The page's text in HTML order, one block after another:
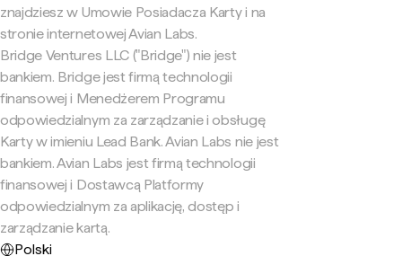
znajdziesz w Umowie Posiadacza Karty i na
stronie internetowej Avian Labs.
Bridge Ventures LLC ("Bridge") nie jest
bankiem. Bridge jest firmą technologii
finansowej i Menedżerem Programu
odpowiedzialnym za zarządzanie i obsługę
Karty w imieniu Lead Bank. Avian Labs nie jest
bankiem. Avian Labs jest firmą technologii
finansowej i Dostawcą Platformy
odpowiedzialnym za aplikację, dostęp i
zarządzanie kartą.
Polski